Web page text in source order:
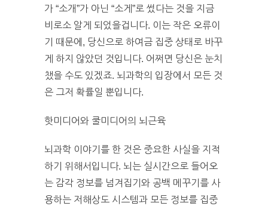
가 “소개”가 아닌 “소게”로 썼다는 것을 지금
비로소 알게 되었을겁니다. 이는 작은 오류이
기 때문에, 당신으로 하여금 집중 상태로 바꾸
게 하지 않았던 것입니다. 어쩌면 당신은 눈치
챘을 수도 있겠죠. 뇌과학의 입장에서 모든 것
은 그저 확률일 뿐입니다.
핫미디어와 쿨미디어의 뇌근육
뇌과학 이야기를 한 것은 중요한 사실을 지적
하기 위해서입니다. 뇌는 실시간으로 들어오
는 감각 정보를 넘겨집기와 공백 메꾸기를 사
용하는 저해상도 시스템과 모든 정보를 집중